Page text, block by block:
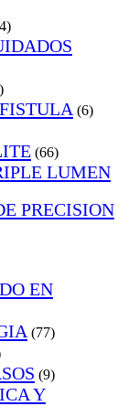
(6)
(66)
LUMEN
PRECISION
EN
(77)
(9)
Y